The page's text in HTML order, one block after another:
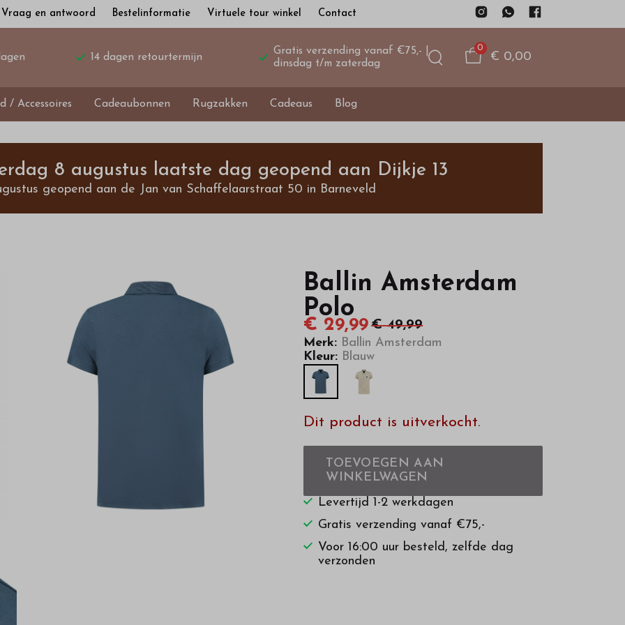
Vraag en antwoord Bestelinformatie Virtuele tour winkel Contact
14 dagen retourtermijn
Gratis verzending vanaf €75,- |
dinsdag t/m zaterdag
0
€ 0,00
/ Accessoires Cadeaubonnen Rugzakken Cadeaus Blog
8 augustus laatste dag geopend aan Dijkje 13
geopend aan de Jan van Schaffelaarstraat 50 in Barneveld
Ballin Amsterdam
Polo
€ 29,99 € 49,99
Merk: Ballin Amsterdam
Kleur: Blauw
Dit product is uitverkocht.
TOEVOEGEN AAN
WINKELWAGEN
Levertijd 1-2 werkdagen
Gratis verzending vanaf €75,-
Voor 16:00 uur besteld, zelfde dag
verzonden